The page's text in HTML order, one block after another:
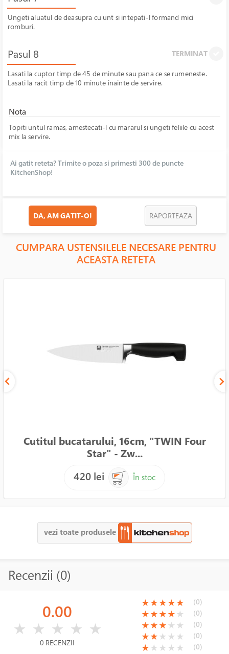
Ungeti aluatul de deasupra cu unt si intepati-l formand mici
romburi.
Pasul 8 TERMINAT
Lasati la cuptor timp de 45 de minute sau pana ce se rumeneste.
Lasati la racit timp de 10 minute inainte de servire.
Nota
Topiti untul ramas, amestecati-l cu mararul si ungeti feliile cu acest
mix la servire.
Ai gatit reteta? Trimite o poza si primesti 300 de puncte
KitchenShop!
DA, AM GATIT-O! RAPORTEAZA
CUMPARA USTENSILELE NECESARE PENTRU
ACEASTA RETETA
Cutitul bucatarului, 16cm, "TWIN Four
Star" - Zw...
420 lei
În stoc
vezi toate produsele
Recenzii (0)
0.00
★ ★ ★ ★ ★
0 RECENZII
(*)
★(*)
★(*)
★(*)
★(*)
★ (0)
(*)
★(*)
★(*)
★(*)
★( )
★ (0)
(*)
★(*)
★(*)
★( )
★ ( )
★ (0)
(*)
★(*)
★( )
★ ( )
★ ( )
★ (0)
(*)
★( )
★ ( )
★ ( )
★ ( )
★ (0)